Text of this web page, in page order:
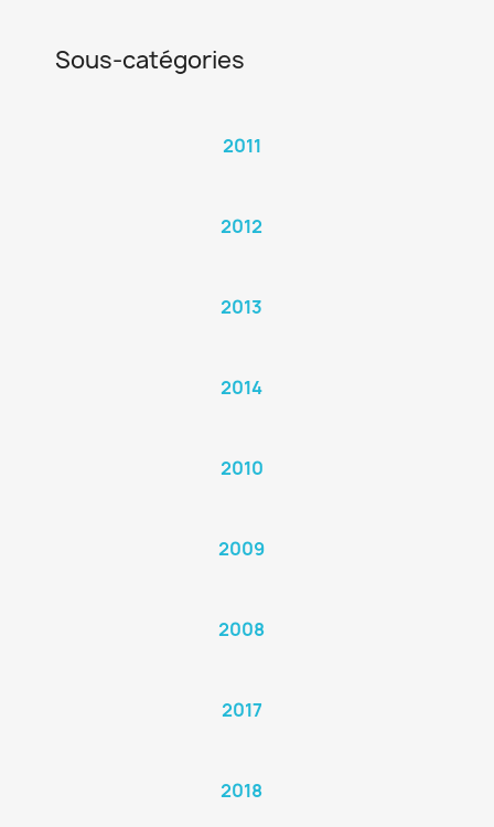
Sous-catégories
2011
2012
2013
2014
2010
2009
2008
2017
2018